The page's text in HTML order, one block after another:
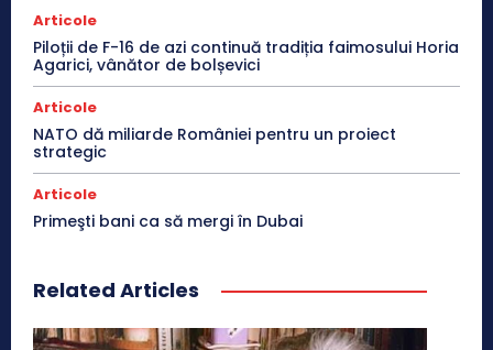
Articole
Piloții de F-16 de azi continuă tradiția faimosului Horia
Agarici, vânător de bolșevici
Articole
NATO dă miliarde României pentru un proiect
strategic
Articole
Primeşti bani ca să mergi în Dubai
Related Articles